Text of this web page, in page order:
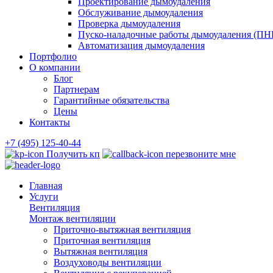
Обслуживание дымоудаления
Проверка дымоудаления
Пуско-наладочные работы дымоудаления
Автоматизация дымоудаления
Портфолио
О компании
Блог
Партнерам
Гарантийные обязательства
Цены
Контакты
+7 (495) 125-40-44
Получить кп
перезвоните мне
Главная
Услуги
Вентиляция
Монтаж вентиляции
Приточно-вытяжная вентиляция
Приточная вентиляция
Вытяжная вентиляция
Воздуховоды вентиляции